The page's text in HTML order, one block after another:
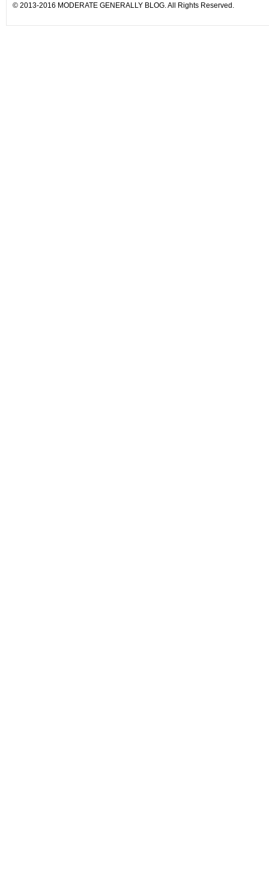
© 2013-2016 MODERATE GENERALLY BLOG. All Rights Reserved.